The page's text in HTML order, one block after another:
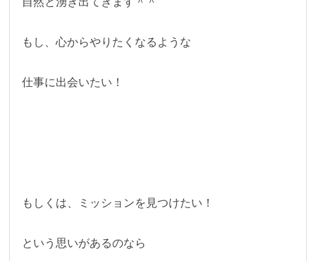
もし、心からやりたくなるような
仕事に出会いたい！
もしくは、ミッションを見つけたい！
という思いがあるのなら